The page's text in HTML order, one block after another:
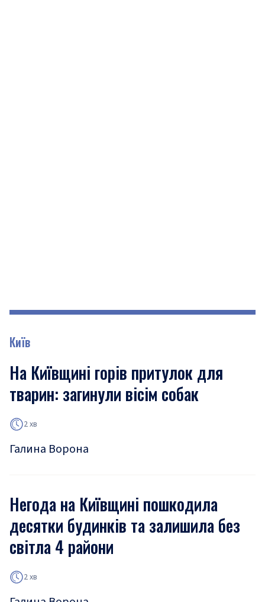
Київ
На Київщині горів притулок для
тварин: загинули вісім собак
2 хв
Галина Ворона
Негода на Київщині пошкодила
десятки будинків та залишила без
світла 4 райони
2 хв